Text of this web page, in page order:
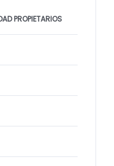
PROPIETARIOS